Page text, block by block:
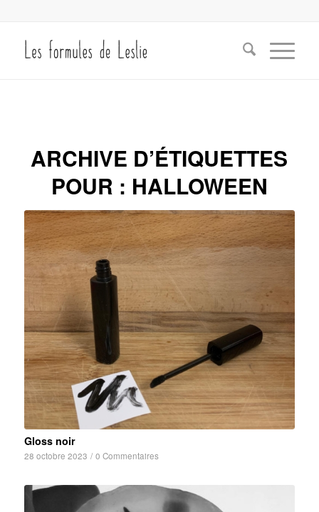
ARCHIVE D’ÉTIQUETTES
POUR : HALLOWEEN
Gloss noir
28 octobre 2023 / 0 Commentaires